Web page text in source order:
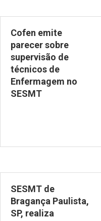
Cofen emite
parecer sobre
supervisão de
técnicos de
Enfermagem no
SESMT
SESMT de
Bragança Paulista,
SP, realiza